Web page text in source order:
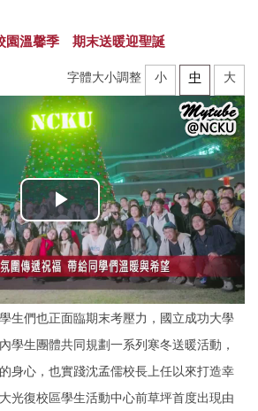
園溫馨季 期末送暖迎聖誕
字體大小調整 小 中 大
生們也正面臨期末考壓力，國立成功大學
學生團體共同規劃一系列寒冬送暖活動，
身心，也實踐沈孟儒校長上任以來打造幸
光復校區學生活動中心前草坪首度出現由